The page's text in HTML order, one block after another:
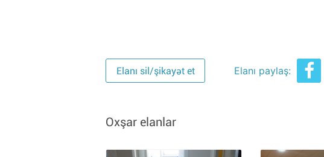
Elanı sil/şikayət et Elanı paylaş:
Oxşar elanlar